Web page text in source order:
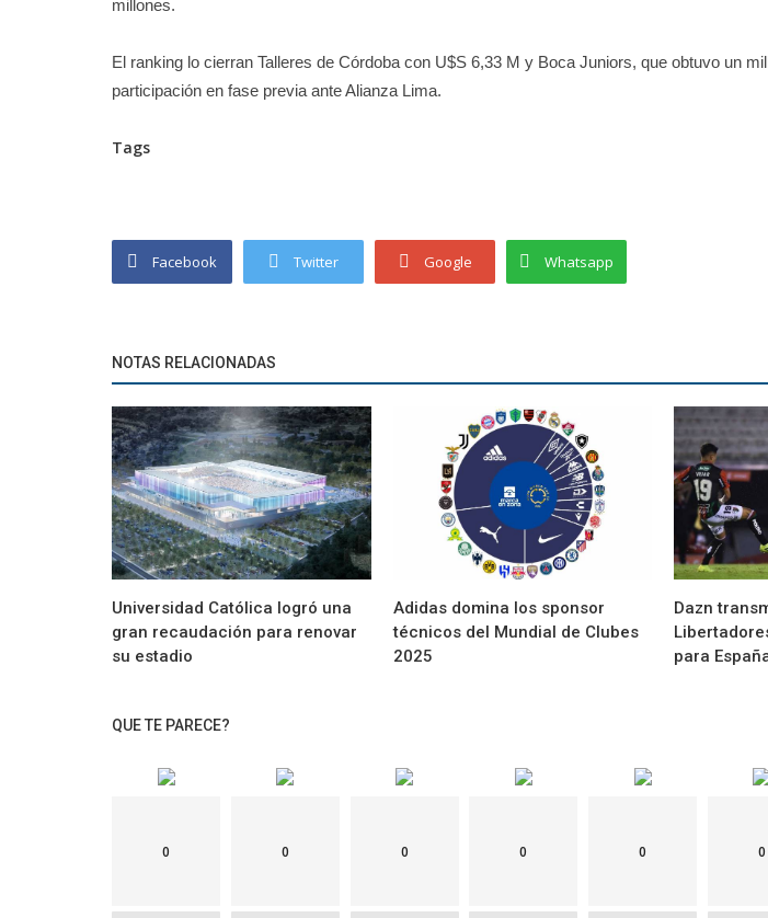
millones.
El ranking lo cierran Talleres de Córdoba con U$S 6,33 M y Boca Juniors, que obtuvo un
participación en fase previa ante Alianza Lima.
Tags
Facebook Twitter Google Whatsapp
NOTAS RELACIONADAS
Universidad Católica logró una
gran recaudación para renovar
su estadio
Adidas domina los sponsor
técnicos del Mundial de Clubes
2025
Dazn
para
QUE TE PARECE?
0 0 0 0 0 0